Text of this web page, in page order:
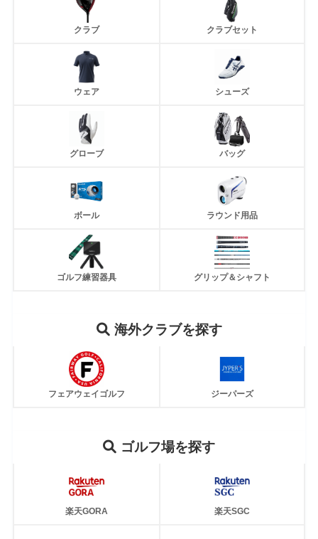
クラブ クラブセット
ウェア シューズ
グローブ バッグ
ボール ラウンド用品
ゴルフ練習器具 グリップ＆シャフト
海外クラブを探す
フェアウェイゴルフ ジーパーズ
ゴルフ場を探す
楽天GORA 楽天SGC